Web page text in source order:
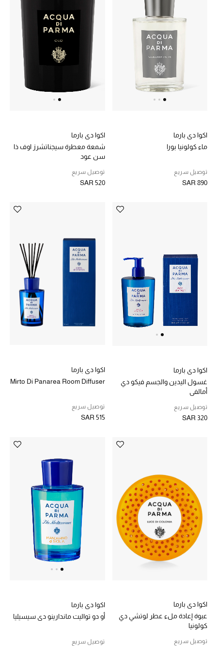
اكوا دي بارما
ماء كولونيا بورا
توصيل سريع
SAR 890
اكوا دي بارما
شمعة معطرة سيجناتشرز اوف ذا
سن عود
توصيل سريع
SAR 520
اكوا دي بارما
غسول اليدين والجسم فيكو دي
أمالفي
توصيل سريع
SAR 320
اكوا دي بارما
Mirto Di Panarea Room Diffuser
توصيل سريع
SAR 515
اكوا دي بارما
عبوة إعادة ملء عطر لوتشي دي
كولونيا
توصيل سريع
اكوا دي بارما
أو دو تواليت ماندارينو دي سيسيليا
توصيل سريع